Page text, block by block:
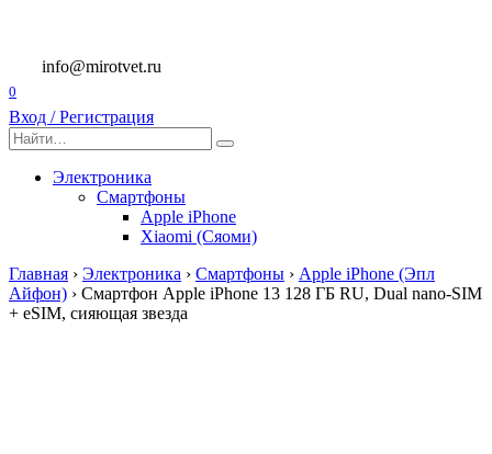
содержанию
info@mirotvet.ru
0
Вход / Регистрация
Search
for:
Электроника
Смартфоны
Apple iPhone
Xiaomi (Сяоми)
Главная › Электроника › Смартфоны › Apple iPhone (Эпл
Айфон) › Смартфон Apple iPhone 13 128 ГБ RU, Dual nano-SIM
+ eSIM, сияющая звезда